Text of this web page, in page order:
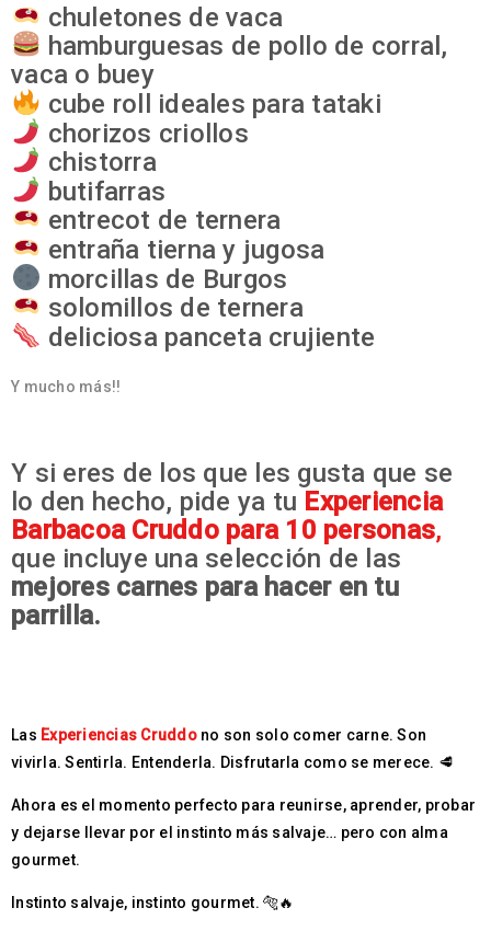
chuletones de vaca
hamburguesas de pollo de corral,
vaca o buey
cube roll ideales para tataki
chorizos criollos
chistorra
butifarras
entrecot de ternera
entraña tierna y jugosa
morcillas de Burgos
solomillos de ternera
deliciosa panceta crujiente
Y mucho más!!
Y si eres de los que les gusta que se
lo den hecho, pide ya tu Experiencia
Barbacoa Cruddo para 10 personas,
que incluye una selección de las
mejores carnes para hacer en tu
parrilla.
Las Experiencias Cruddono son solo comer carne.Son
vivirla. Sentirla. Entenderla. Disfrutarla como se merece. 🥩
Ahora es el momento perfecto para reunirse, aprender, probar
y dejarse llevar por el instinto más salvaje… pero con alma
gourmet.
Instinto salvaje, instinto gourmet. 🐅🔥